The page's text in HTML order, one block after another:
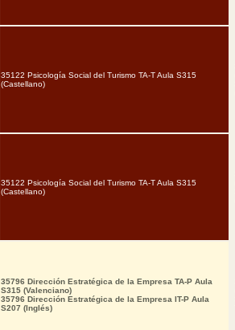
35122 Psicología Social del Turismo TA-T Aula S315
(Castellano)
35122 Psicología Social del Turismo TA-T Aula S315
(Castellano)
35796 Dirección Estratégica de la Empresa TA-P Aula
S315 (Valenciano)
35796 Dirección Estratégica de la Empresa IT-P Aula
S207 (Inglés)